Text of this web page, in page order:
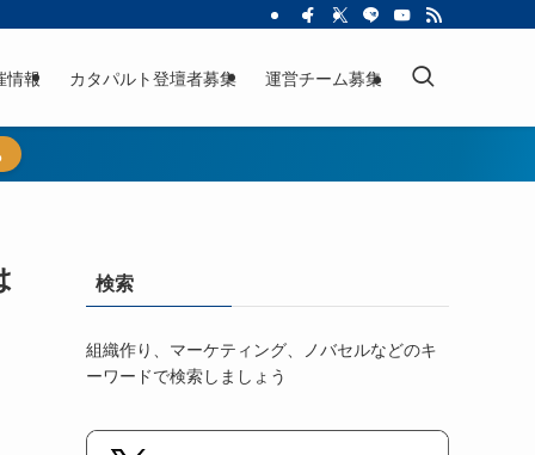
情報 カタパルト登壇者募集 運営チーム募集
検索
組織作り、マーケティング、ノバセルなどのキ
ーワードで検索しましょう